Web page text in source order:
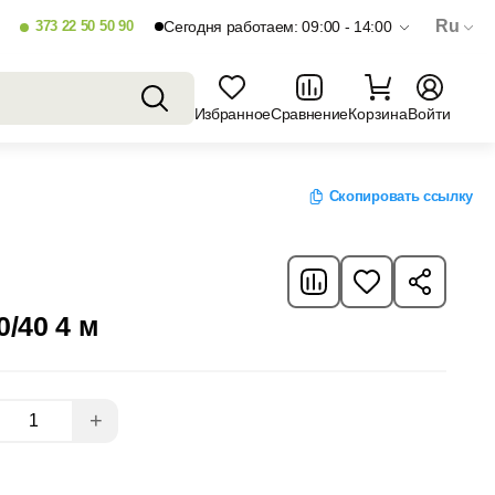
373 22 50 50 90 Сегодня работаем: 09:00 - 14:00 Ru
ИзбранноеСравнениеКорзинаВойти
Скопировать ссылку
40 4 м
+